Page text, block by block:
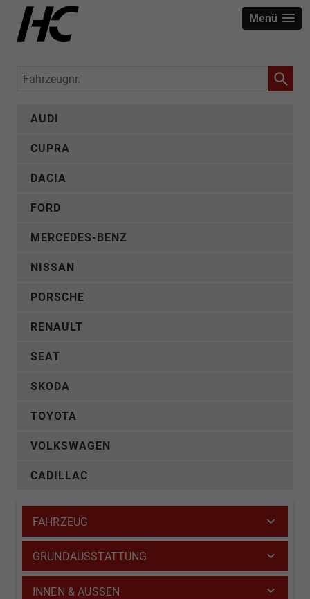
Menü
Fahrzeugnr.
AUDI
CUPRA
DACIA
FORD
MERCEDES-BENZ
NISSAN
PORSCHE
RENAULT
SEAT
SKODA
TOYOTA
VOLKSWAGEN
CADILLAC
FAHRZEUG
GRUNDAUSSTATTUNG
INNEN & AUSSEN